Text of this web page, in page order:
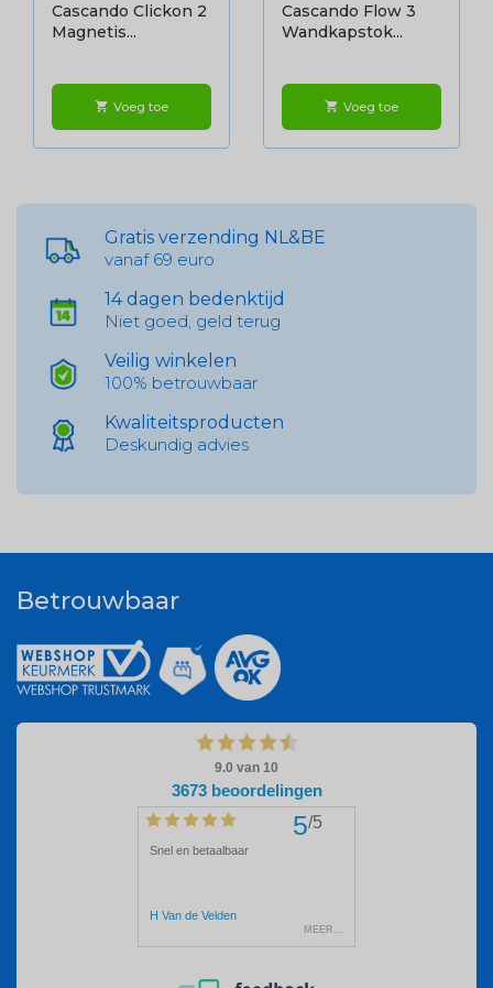
Cascando Clickon 2
Magnetis...
shopping_cart Voeg toe
Cascando Flow 3
Wandkapstok...
shopping_cart Voeg toe
Gratis verzending NL&BE
vanaf 69 euro
14 dagen bedenktijd
Niet goed, geld terug
Veilig winkelen
100% betrouwbaar
Kwaliteitsproducten
Deskundig advies
Betrouwbaar